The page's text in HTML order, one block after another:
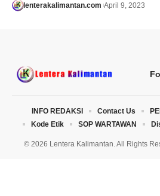
lenterakalimantan.com April 9, 2023
© 2026 Lentera Kalimantan. All Rights
INFO REDAKSI Contact Us
Kode Etik
SOP WARTAWAN